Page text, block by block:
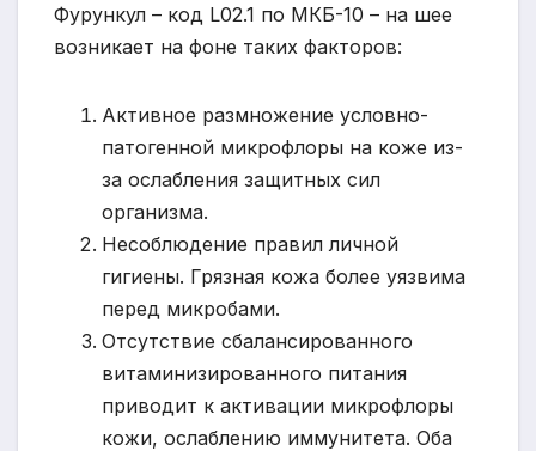
Фурункул – код L02.1 по МКБ-10 – на шее
возникает на фоне таких факторов:
Активное размножение условно-
патогенной микрофлоры на коже из-
за ослабления защитных сил
организма.
Несоблюдение правил личной
гигиены. Грязная кожа более уязвима
перед микробами.
Отсутствие сбалансированного
витаминизированного питания
приводит к активации микрофлоры
кожи, ослаблению иммунитета. Оба